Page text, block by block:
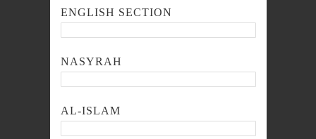
ENGLISH SECTION
NASYRAH
AL-ISLAM